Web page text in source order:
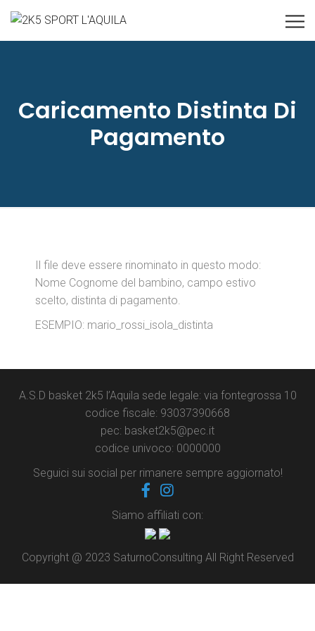
Caricamento Distinta Di
Pagamento
Il file deve essere rinominato in questo modo:
Nome Cognome del bambino, campo estivo
scelto, distinta di pagamento.
ESEMPIO: mario_rossi_isola_distinta
A.S.D basket 2k5 l’Aquila sede legale: via fontegrossa 10
codice fiscale: 93037390668
pec: basket2k5@pec.it
codice univoco: 0000000
Seguici sui social per rimanere sempre aggiornato!
Siamo affiliati con:
Copyright @ 2023 SaturnoConsulting All Right Reserved